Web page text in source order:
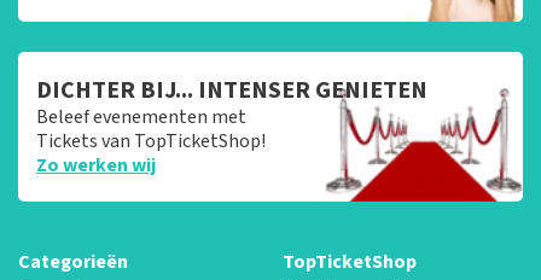
DICHTER BIJ... INTENSER GENIETEN
Beleef evenementen met
Tickets van TopTicketShop!
Zo werken wij
Categorieën
TopTicketShop